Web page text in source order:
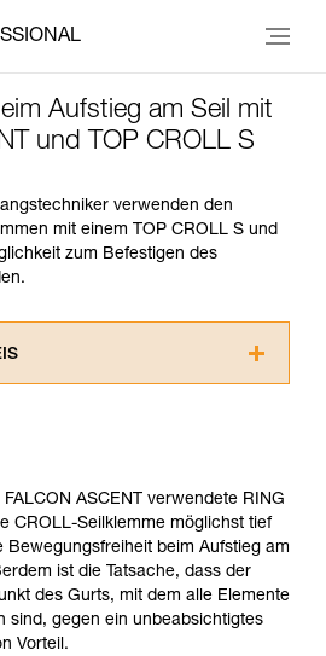
Aufstieg am Seil mit
und TOP CROLL S
verwenden den
mit einem TOP CROLL S und
zum Befestigen des
müssen Sie zuerst die in
enthaltenen
richtig verstanden haben.
dieser Techniken setzt eine
Ausbildung und ein spezielles
Prüfen Sie zusammen mit
Sie in der Lage sind, den
ASCENT verwendete RING
CROLL-Seilklemme möglichst tief
Bewegungsfreiheit beim Aufstieg am
ist die Tatsache, dass der
des Gurts, mit dem alle Elemente
sind, gegen ein unbeabsichtigtes
Vorteil.